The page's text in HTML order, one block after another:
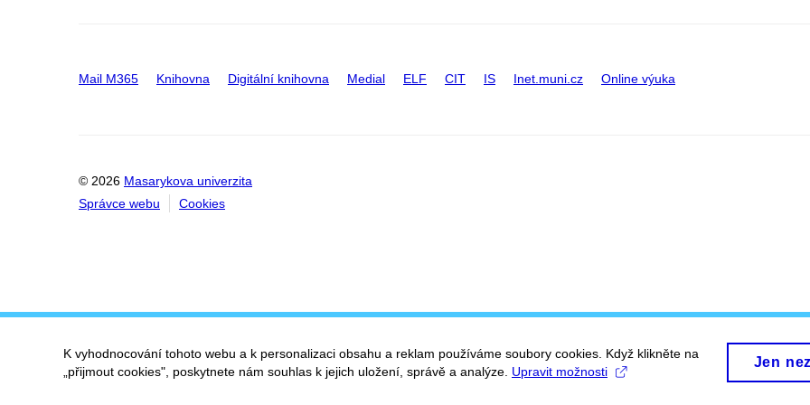
Mail M365 Knihovna Digitální knihovna Medial ELF CIT IS Inet.muni.cz Online výuka
© 2026 Masarykova univerzita
Správce webu
Cookies
K vyhodnocování tohoto webu a k personalizaci obsahu a reklam používáme soubory cookies. Když klikněte na
„přijmout cookies", poskytnete nám souhlas k jejich uložení, správě a analýze. Upravit možnosti
Jen